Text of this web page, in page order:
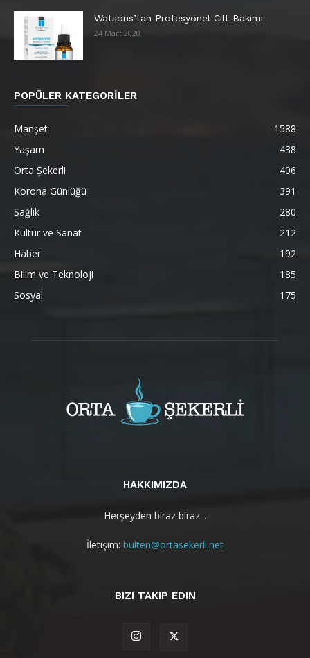
Watsons’tan Profesyonel Cilt Bakımı
24 Mart 2020
POPÜLER KATEGORİLER
Manşet
1588
Yaşam
438
Orta Şekerli
406
Korona Günlüğü
391
Sağlık
280
Kültür ve Sanat
212
Haber
192
Bilim ve Teknoloji
185
Sosyal
175
HAKKIMIZDA
Herşeyden biraz biraz...
İletişim: bulten@ortasekerli.net
BIZI TAKIP EDIN